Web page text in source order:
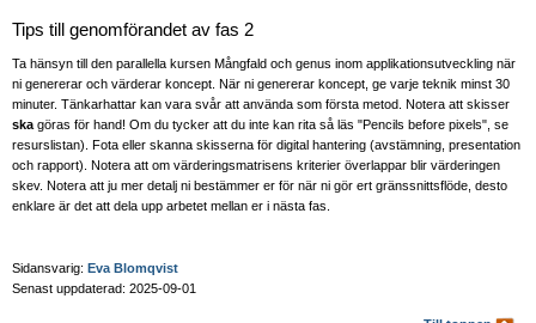
Tips till genomförandet av fas 2
Ta hänsyn till den parallella kursen Mångfald och genus inom applikationsutveckling när
ni genererar och värderar koncept. När ni genererar koncept, ge varje teknik minst 30
minuter. Tänkarhattar kan vara svår att använda som första metod. Notera att skisser
ska göras för hand! Om du tycker att du inte kan rita så läs "Pencils before pixels", se
resurslistan). Fota eller skanna skisserna för digital hantering (avstämning, presentation
och rapport). Notera att om värderingsmatrisens kriterier överlappar blir värderingen
skev. Notera att ju mer detalj ni bestämmer er för när ni gör ert gränssnittsflöde, desto
enklare är det att dela upp arbetet mellan er i nästa fas.
Sidansvarig: Eva Blomqvist
Senast uppdaterad: 2025-09-01